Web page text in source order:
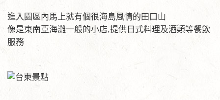
進入園區內馬上就有個很海島風情的田口山
像是東南亞海灘一般的小店,提供日式料理及酒類等餐飲
服務